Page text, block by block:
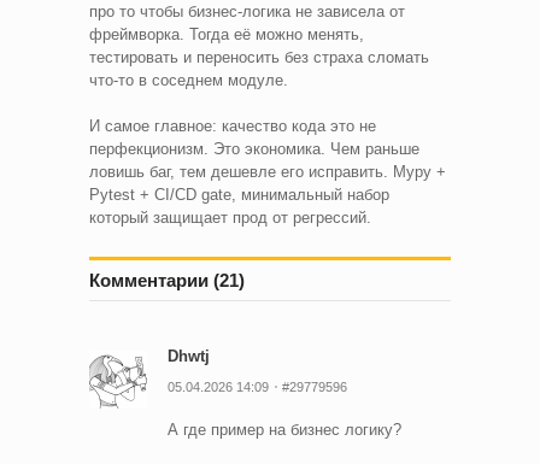
про то чтобы бизнес-логика не зависела от
фреймворка. Тогда её можно менять,
тестировать и переносить без страха сломать
что-то в соседнем модуле.
И самое главное: качество кода это не
перфекционизм. Это экономика. Чем раньше
ловишь баг, тем дешевле его исправить. Mypy +
Pytest + CI/CD gate, минимальный набор
который защищает прод от регрессий.
Комментарии (21)
Dhwtj
05.04.2026 14:09 #29779596
А где пример на бизнес логику?